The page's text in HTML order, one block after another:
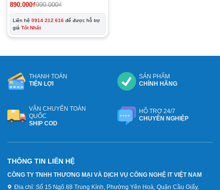
990.000₫
Giá
gốc
là:
990.000₫.
890.000₫
Giá
hiện
tại
là:
890.000₫.
Liên hệ 0914 212 616 để được hỗ trợ
giá Tốt Nhất
THANH TOÁN
TIỆN LỢI
SẢN PHẨM
CHÍNH HÃNG
VẬN CHUYỂN TOÀN
QUỐC
SHIP COD
HỖ TRỢ 24/7
CHUYÊN NGHIỆP
THÔNG TIN LIÊN HỆ
CÔNG TY TNHH THƯƠNG MẠI VÀ DỊCH VỤ CÔNG NGHỆ IT VIỆT NAM
Địa chỉ: Số 15 Ngõ 88 Trung Kính, Phường Yên Hoà, Quận Cầu Giấy,